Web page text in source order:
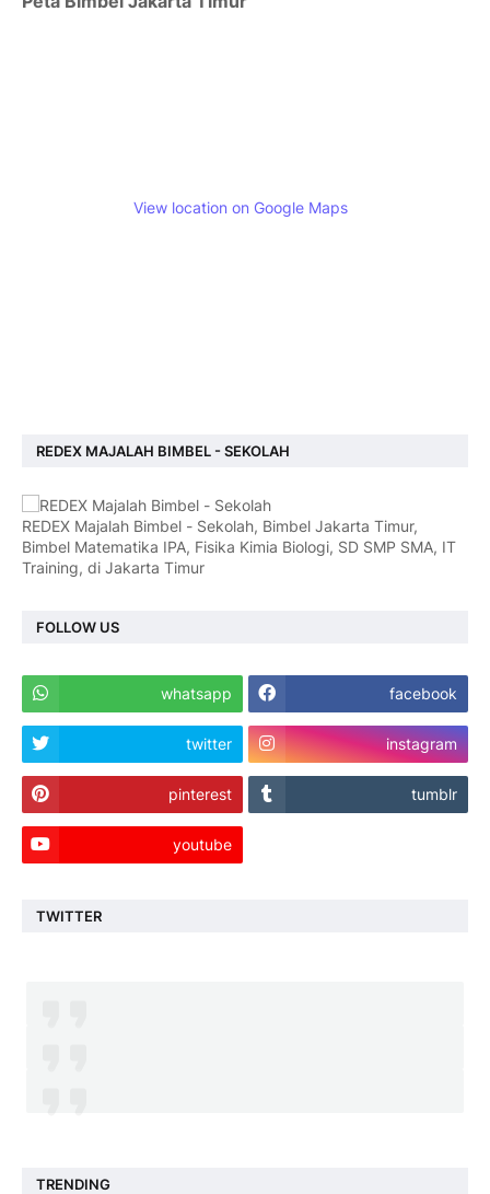
View location on Google Maps
REDEX MAJALAH BIMBEL - SEKOLAH
REDEX Majalah Bimbel - Sekolah, Bimbel Jakarta Timur,
Bimbel Matematika IPA, Fisika Kimia Biologi, SD SMP SMA, IT
Training, di Jakarta Timur
FOLLOW US
whatsapp facebook
twitter instagram
pinterest tumblr
youtube
TWITTER
TRENDING